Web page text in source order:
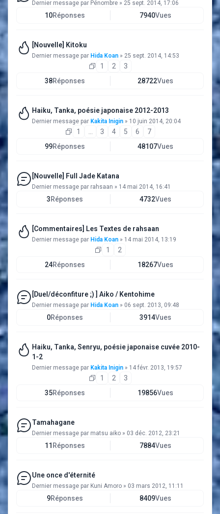
Dernier message par Pénombre » 25 sept. 2014, 17:06
10Réponses 7940Vues
[Nouvelle] Kitoku
Dernier message par Hida Koan » 25 sept. 2014, 14:53
1 2
3
38Réponses 28722Vues
Haiku, Tanka, poésie japonaise 2012-2013
Dernier message par Kakita Inigin » 10 juin 2014, 20:04
1 3 4 5 6
7
99Réponses 48107Vues
[Nouvelle] Full Jade Katana
Dernier message par rahsaan » 14 mai 2014, 16:41
3Réponses 4732Vues
[Commentaires] Les Textes de rahsaan
Dernier message par Hida Koan » 14 mai 2014, 13:19
1
2
24Réponses 18267Vues
[Duel/déconfiture ;) ] Aiko / Kentohime
Dernier message par Hida Koan » 06 sept. 2013, 09:48
0Réponses 3914Vues
Haiku, Tanka, Senryu, poésie japonaise cuvée 2010-
1-2
Dernier message par Kakita Inigin » 14 févr. 2013, 19:57
1 2
3
35Réponses 19856Vues
Tamahagane
Dernier message par matsu aiko » 03 déc. 2012, 23:21
11 Réponses 7884Vues
Une once d'éternité
Dernier message par Kuni Amoro » 03 mars 2012, 11:11
9Réponses 8409Vues